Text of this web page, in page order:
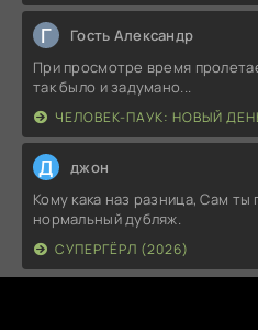
Г Гость Александр
При просмотре время
так было и задумано...
ЧЕЛОВЕК-ПАУК: НОВЫЙ
Д джон
Кому кака наз разница, Сам ты
нормальный дубляж.
СУПЕРГЁРЛ (2026)